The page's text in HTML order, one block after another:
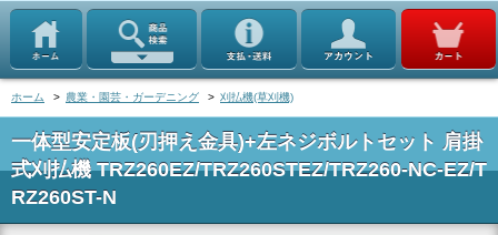
ホーム > 農業・園芸・ガーデニング > 刈払機(草刈機)
一体型安定板(刃押え金具)+左ネジボルトセット 肩掛
式刈払機 TRZ260EZ/TRZ260STEZ/TRZ260-NC-EZ/T
RZ260ST-N